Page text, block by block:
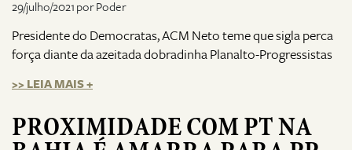
29/julho/2021 por Poder
Presidente do Democratas, ACM Neto teme que sigla perca
força diante da azeitada dobradinha Planalto-Progressistas
>> LEIA MAIS +
PROXIMIDADE COM PT NA